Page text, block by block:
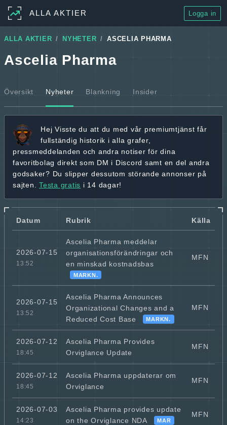
ALLA AKTIER Logga in
ALLA AKTIER NYHETER ASCELIA PHARMA
Ascelia Pharma
Översikt Nyheter Blankning Insider
Hej Visste du att du med vår premiumtjänst får
fullständig historik i alla grafer,
pressmeddelanden och andra notiser för dina
favoritbolag direkt som DM i Discord samt en del andra
godsaker? Du slipper dessutom störande annonser på
sajten. Testa gratis i 14 dagar!
Datum Rubrik Källa
2026-07-15
13:52
Ascelia Pharma meddelar
organisationsförändringar och
en minskad kostnadsbas
MARKN.
MFN
2026-07-15
13:52
Ascelia Pharma Announces
Organizational Changes and a
Reduced Cost Base
MARKN.
MFN
2026-07-12
18:45
Ascelia Pharma Provides
Orviglance Update
MFN
2026-07-12
18:45
Ascelia Pharma uppdaterar om
Orviglance
MFN
2026-07-03
14:23
Ascelia Pharma provides update
on the Orviglance NDA
MAR
MFN